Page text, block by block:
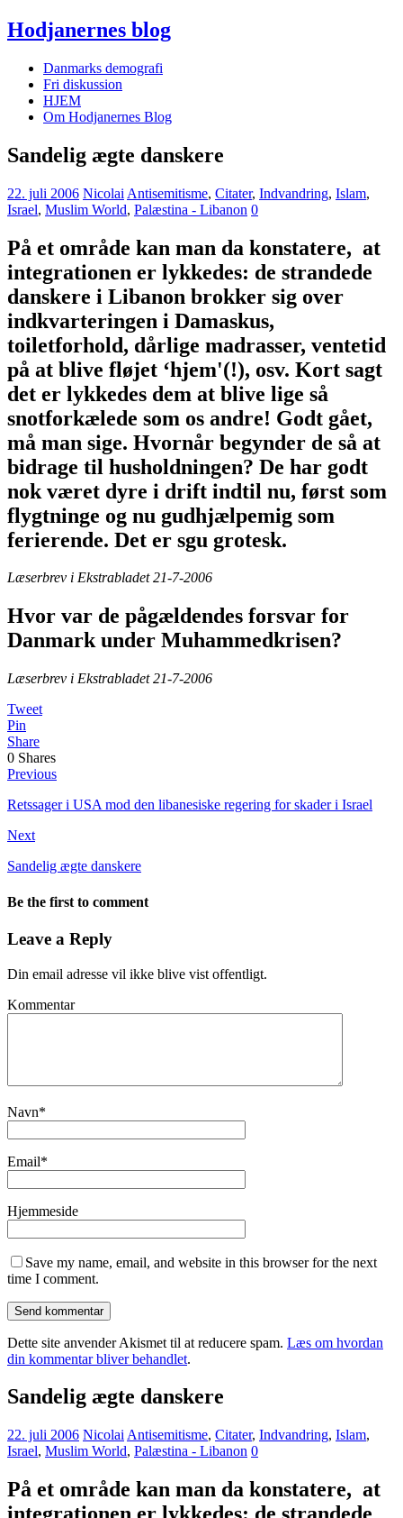
Hodjanernes blog
Danmarks demografi
Fri diskussion
HJEM
Om Hodjanernes Blog
Sandelig ægte danskere
22. juli 2006 Nicolai Antisemitisme, Citater, Indvandring, Islam,
Israel, Muslim World, Palæstina - Libanon 0
På et område kan man da konstatere, at
integrationen er lykkedes: de strandede
danskere i Libanon brokker sig over
indkvarteringen i Damaskus,
toiletforhold, dårlige madrasser, ventetid
på at blive fløjet ‘hjem'(!), osv. Kort sagt
det er lykkedes dem at blive lige så
snotforkælede som os andre! Godt gået,
må man sige. Hvornår begynder de så at
bidrage til husholdningen? De har godt
nok været dyre i drift indtil nu, først som
flygtninge og nu gudhjælpemig som
ferierende. Det er sgu grotesk.
Læserbrev i Ekstrabladet 21-7-2006
Hvor var de pågældendes forsvar for
Danmark under Muhammedkrisen?
Læserbrev i Ekstrabladet 21-7-2006
Tweet
Pin
Share
0 Shares
Previous
Retssager i USA mod den libanesiske regering for skader i Israel
Next
Sandelig ægte danskere
Be the first to comment
Leave a Reply
Din email adresse vil ikke blive vist offentligt.
Kommentar
Navn*
Email*
Hjemmeside
Save my name, email, and website in this browser for the next
time I comment.
Dette site anvender Akismet til at reducere spam. Læs om hvordan
din kommentar bliver behandlet.
Sandelig ægte danskere
22. juli 2006 Nicolai Antisemitisme, Citater, Indvandring, Islam,
Israel, Muslim World, Palæstina - Libanon 0
På et område kan man da konstatere, at